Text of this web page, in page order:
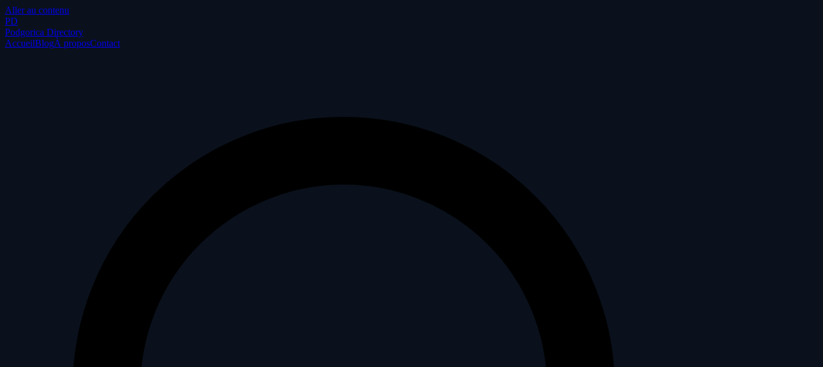
Aller au contenu
PD
Podgorica Directory
AccueilBlogÀ proposContact